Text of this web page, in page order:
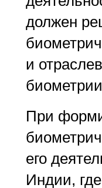
должен
и
При
его
Индии,